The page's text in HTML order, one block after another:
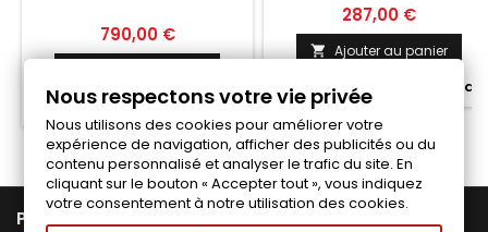
Prix
790,00 €
Fabriqué a la commande
Prix
287,00 €
 Ajouter au panier
Fabriqué a la commande
PRODUITS
Nous respectons votre vie privée
Nous utilisons des cookies pour améliorer votre
expérience de navigation, afficher des publicités ou du
contenu personnalisé et analyser le trafic du site. En
cliquant sur le bouton « Accepter tout », vous indiquez
votre consentement à notre utilisation des cookies.